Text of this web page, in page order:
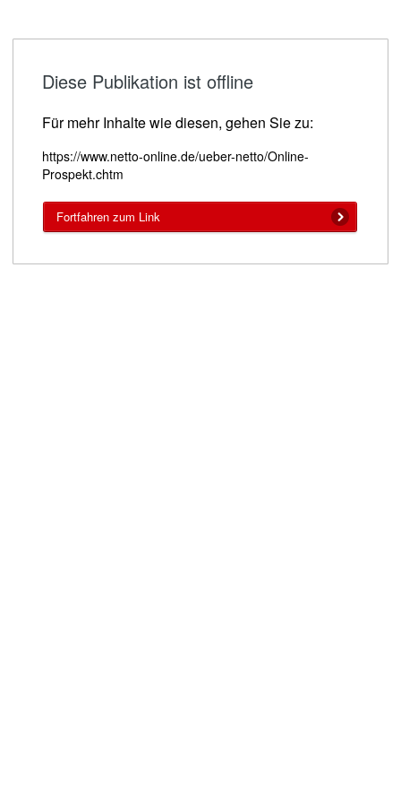
Diese Publikation ist offline
Für mehr Inhalte wie diesen, gehen Sie zu:
https://www.netto-online.de/ueber-netto/Online-
Prospekt.chtm
Fortfahren zum Link